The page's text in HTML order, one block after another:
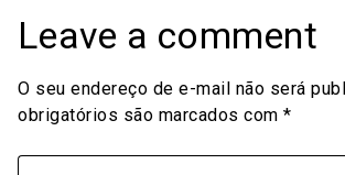
Leave a comment
O seu endereço de e-mail não será
obrigatórios são marcados com *